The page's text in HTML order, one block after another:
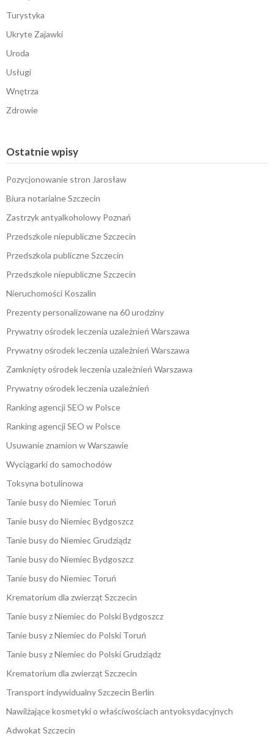
Turystyka
Ukryte Zajawki
Uroda
Usługi
Wnętrza
Zdrowie
Ostatnie wpisy
Pozycjonowanie stron Jarosław
Biura notarialne Szczecin
Zastrzyk antyalkoholowy Poznań
Przedszkole niepubliczne Szczecin
Przedszkola publiczne Szczecin
Przedszkole niepubliczne Szczecin
Nieruchomości Koszalin
Prezenty personalizowane na 60 urodziny
Prywatny ośrodek leczenia uzależnień Warszawa
Prywatny ośrodek leczenia uzależnień Warszawa
Zamknięty ośrodek leczenia uzależnień Warszawa
Prywatny ośrodek leczenia uzależnień
Ranking agencji SEO w Polsce
Ranking agencji SEO w Polsce
Usuwanie znamion w Warszawie
Wyciągarki do samochodów
Toksyna botulinowa
Tanie busy do Niemiec Toruń
Tanie busy do Niemiec Bydgoszcz
Tanie busy do Niemiec Grudziądz
Tanie busy do Niemiec Bydgoszcz
Tanie busy do Niemiec Toruń
Krematorium dla zwierząt Szczecin
Tanie busy z Niemiec do Polski Bydgoszcz
Tanie busy z Niemiec do Polski Toruń
Tanie busy z Niemiec do Polski Grudziądz
Krematorium dla zwierząt Szczecin
Transport indywidualny Szczecin Berlin
Nawilżające kosmetyki o właściwościach antyoksydacyjnych
Adwokat Szczecin